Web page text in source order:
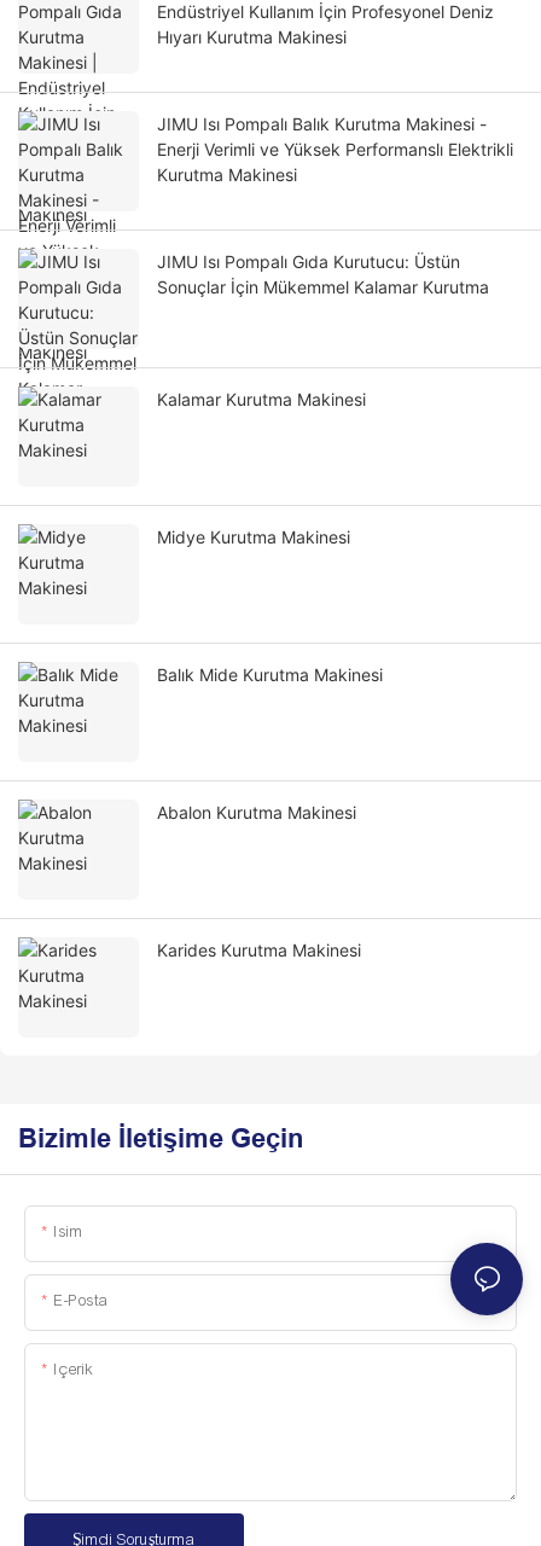
Endüstriyel Kullanım İçin Profesyonel Deniz
Hıyarı Kurutma Makinesi
JIMU Isı Pompalı Balık Kurutma Makinesi -
Enerji Verimli ve Yüksek Performanslı Elektrikli
Kurutma Makinesi
JIMU Isı Pompalı Gıda Kurutucu: Üstün
Sonuçlar İçin Mükemmel Kalamar Kurutma
Kalamar Kurutma Makinesi
Midye Kurutma Makinesi
Balık Mide Kurutma Makinesi
Abalon Kurutma Makinesi
Karides Kurutma Makinesi
Bizimle İletişime Geçin
Isim
E-Posta
Içerik
Şimdi Soruşturma